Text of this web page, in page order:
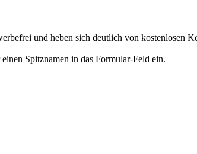
und heben sich deutlich von kostenlosen
Spitznamen in das Formular-Feld ein.